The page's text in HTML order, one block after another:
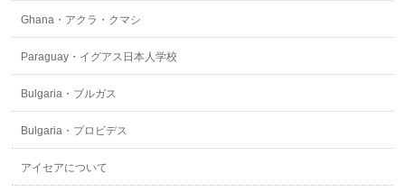
Ghana・アクラ・クマシ
Paraguay・イグアス日本人学校
Bulgaria・ブルガス
Bulgaria・プロビデス
アイセアについて